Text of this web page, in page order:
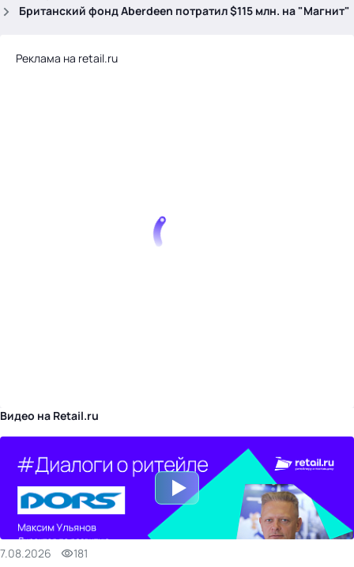
Британский фонд Aberdeen потратил $115 млн. на "Магнит"
Реклама на retail.ru
Видео на Retail.ru
7.08.2026 181